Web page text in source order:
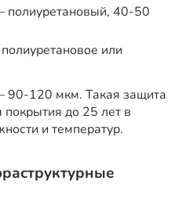
полиуретановый, 40-50
или
90-120 мкм. Такая защита
до 25 лет в
и температур.